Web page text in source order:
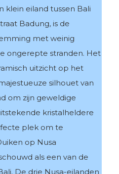
klein eiland tussen Bali
Badung, is de
met weinig
ongerepte stranden. Het
uitzicht op het
silhouet van
om zijn geweldige
kristalheldere
plek om te
op Nusa
als een van de
De drie Nusa-eilanden